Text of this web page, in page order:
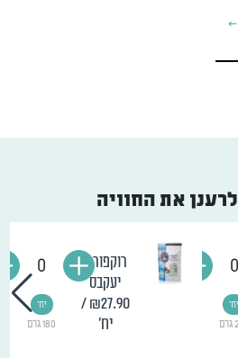
את החוויה
יח'
0
רוקפור -
יעקבס
₪27.90
/
יח'
180 גרם
יח'
0